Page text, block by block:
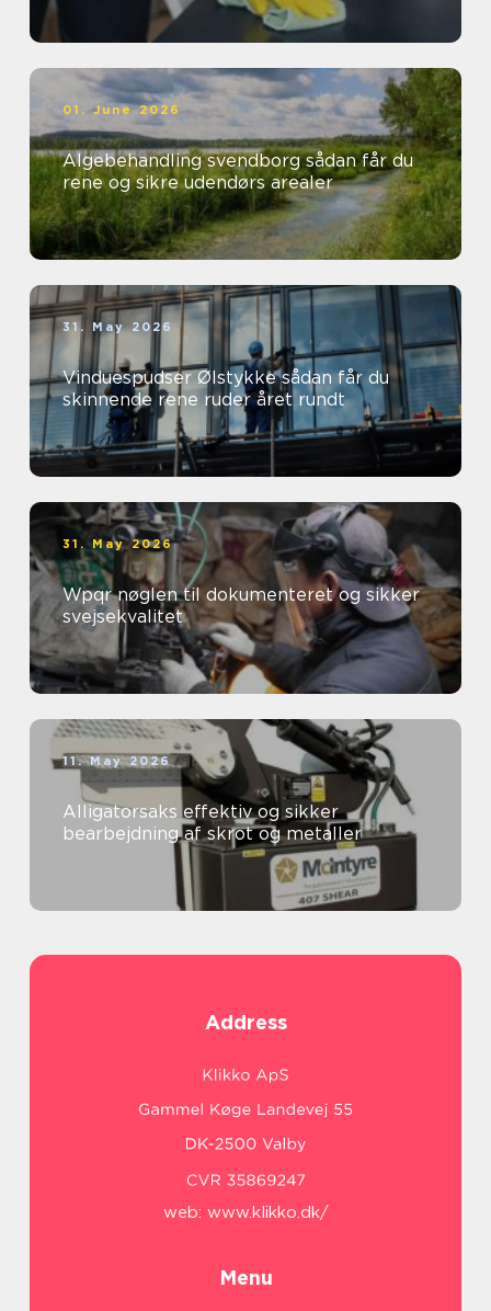
01. June 2026
Algebehandling svendborg sådan får du
rene og sikre udendørs arealer
31. May 2026
Vinduespudser Ølstykke sådan får du
skinnende rene ruder året rundt
31. May 2026
Wpqr nøglen til dokumenteret og sikker
svejsekvalitet
11. May 2026
Alligatorsaks effektiv og sikker
bearbejdning af skrot og metaller
Address
web: www.klikko.dk/
Menu